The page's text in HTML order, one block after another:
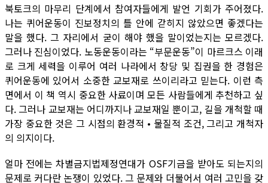
북토크의 마무리 단계에서 참여자들에게 발언 기회가 주어졌다.
나는 퀴어운동이 진보정치의 틀 안에 갇히지 않았으면 좋겠다는
말을 했다. 그 자리에서 굳이 해야 했을 말이었는지는 모르겠다.
그러나 진심이었다. 노동운동이라는 “부문운동”이 마르크스 이래
로 크게 세력을 이루어 여러 나라에서 창당 및 집권을 한 경험은
퀴어운동에 있어서 소중한 교보재로 쓰이리라고 믿는다. 이런 측
면에서 이 책 역시 중요한 사료이며 모든 사람들에게 추천하고 싶
다. 그러나 교보재는 어디까지나 교보재일 뿐이고, 길을 개척할 때
가장 중요한 것은 그 시점의 환경적 • 물질적 조건, 그리고 개척자
의 의지이다.
얼마 전에는 차별금지법제정연대가 OSF기금을 받아도 되는지의
문제로 커다란 논쟁이 있었다. 그 문제와 더불어서 여러 고민을 갖